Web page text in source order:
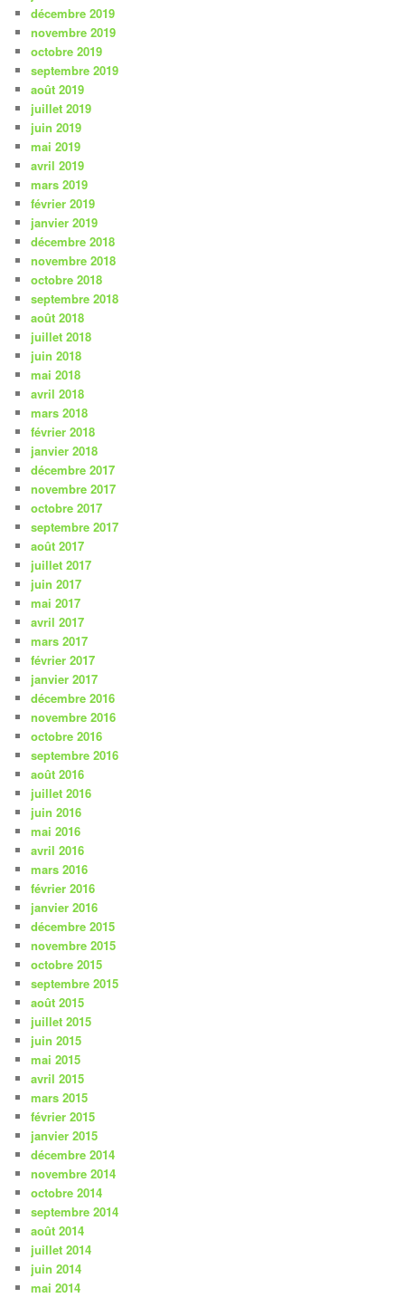
décembre 2019
novembre 2019
octobre 2019
septembre 2019
août 2019
juillet 2019
juin 2019
mai 2019
avril 2019
mars 2019
février 2019
janvier 2019
décembre 2018
novembre 2018
octobre 2018
septembre 2018
août 2018
juillet 2018
juin 2018
mai 2018
avril 2018
mars 2018
février 2018
janvier 2018
décembre 2017
novembre 2017
octobre 2017
septembre 2017
août 2017
juillet 2017
juin 2017
mai 2017
avril 2017
mars 2017
février 2017
janvier 2017
décembre 2016
novembre 2016
octobre 2016
septembre 2016
août 2016
juillet 2016
juin 2016
mai 2016
avril 2016
mars 2016
février 2016
janvier 2016
décembre 2015
novembre 2015
octobre 2015
septembre 2015
août 2015
juillet 2015
juin 2015
mai 2015
avril 2015
mars 2015
février 2015
janvier 2015
décembre 2014
novembre 2014
octobre 2014
septembre 2014
août 2014
juillet 2014
juin 2014
mai 2014